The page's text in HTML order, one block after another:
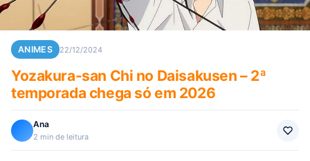
ANIMES 22/12/2024
Yozakura-san Chi no Daisakusen – 2ª
temporada chega só em 2026
Ana
2 min de leitura